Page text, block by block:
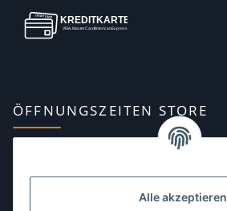
Alle akzeptieren
ÖFFNUNGSZEITEN STORE
10:00–13:00, 14:00–18:00 Uhr
Dienstag:10:00–13:00, 14:00–16:00 Uhr